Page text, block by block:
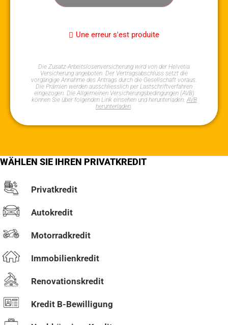
Une erreur s'est produite
Die Zusatz-Arbeitslosenversicherung wird von der Helvetia
Versicherung angeboten. Der Vertragsabschluss setzt die
vorgängige Annahme des Antrags durch die Gesellschaft voraus.
Die Prämien werden ausschliesslich per Lastschriftverfahren
eingezogen. Die Allgemeinen Versicherungsbedingungen (AVB)
können Sie über folgenden Link einsehen und herunterladen: AVB
herunterladen.
WÄHLEN SIE IHREN PRIVATKREDIT
Privatkredit
Autokredit
Motorradkredit
Immobilienkredit
Renovationskredit
Kredit B-Bewilligung